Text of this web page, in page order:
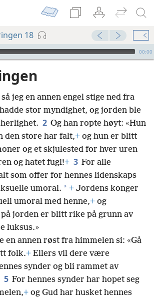
18
00:00
jeg en annen engel stige ned fra
stor myndighet, og jorden ble
2 Og han ropte høyt: «Hun
den store har falt,+ og hun er blitt
og et skjulested for hver uren
og hatet fugl!+ 3 For alle
som offer for hennes lidenskaps
umoral. * + Jordens konger
umoral med henne,+ og
på jorden er blitt rike på grunn av
luksus.»
en annen røst fra himmelen si: «Gå
folk.+ Ellers vil dere være
synder og bli rammet av
5 For hennes synder har hopet seg
+ og Gud har husket hennes